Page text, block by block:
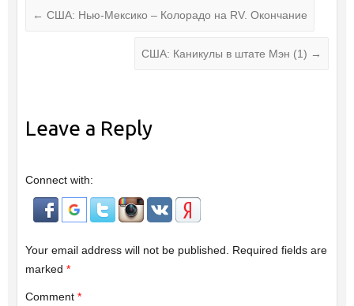
← США: Нью-Мексико – Колорадо на RV. Окончание
США: Каникулы в штате Мэн (1) →
Leave a Reply
Connect with:
Your email address will not be published.
Required fields are
marked *
Comment *